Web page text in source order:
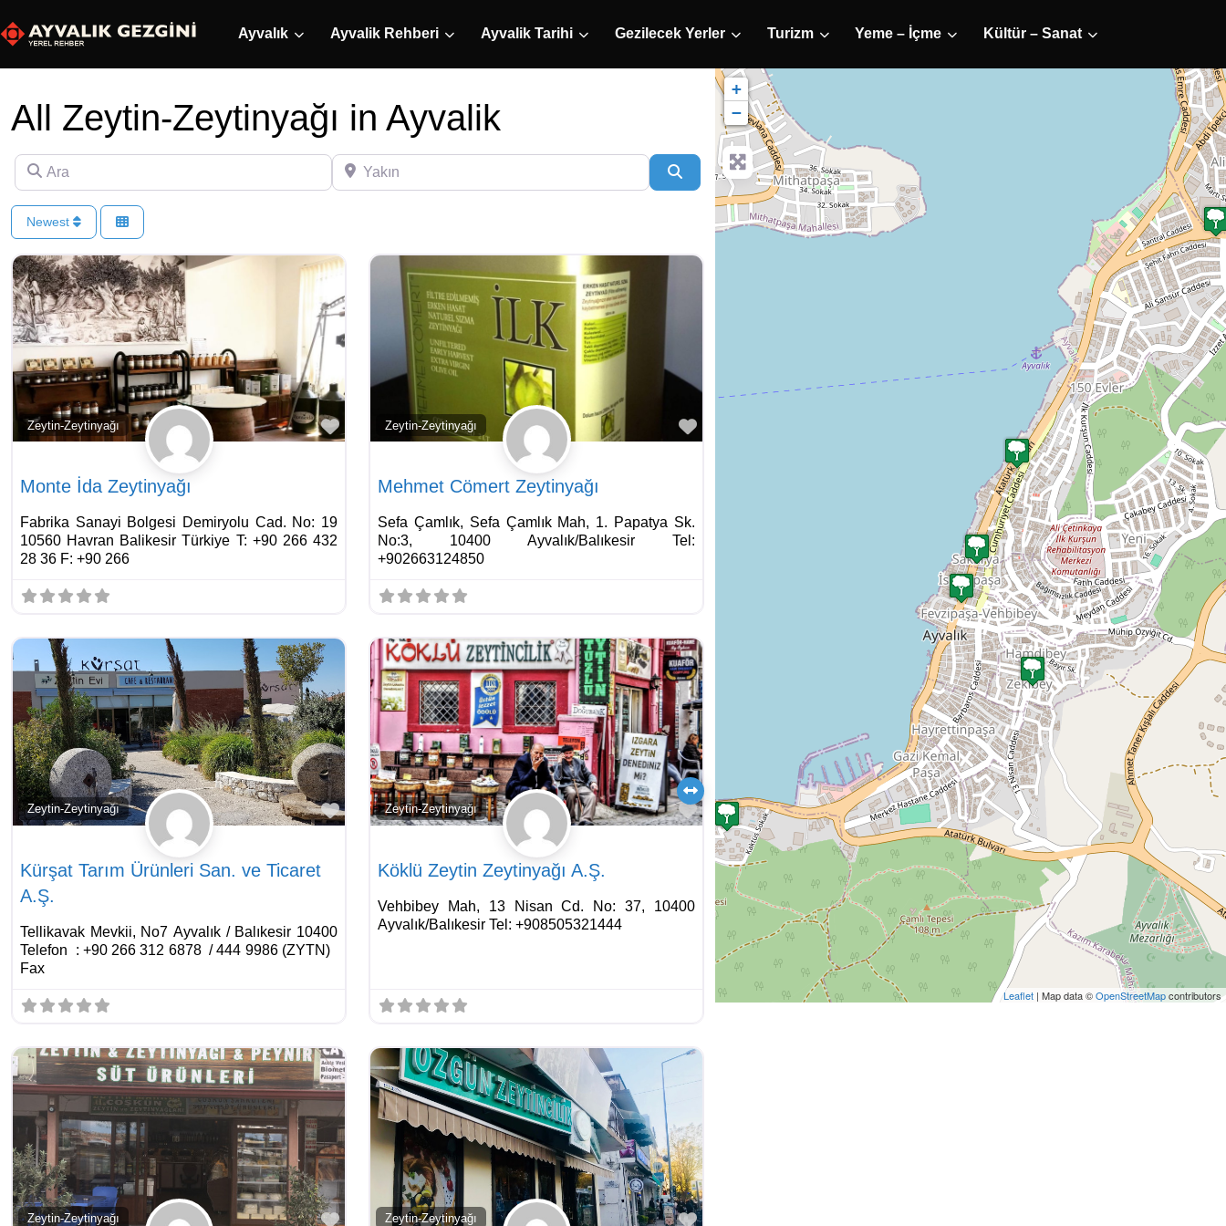
Ayvalık Ayvalik Rehberi Ayvalik Tarihi Gezilecek Yerler Turizm Yeme – İçme Kültür – Sanat
All Zeytin-Zeytinyağı in Ayvalik
Ara Yakın
Search
Newest
Zeytin-Zeytinyağı Favorite
Monte İda Zeytinyağı
Fabrika Sanayi Bolgesi Demiryolu Cad. No: 19
10560 Havran Balikesir Türkiye T: +90 266 432
28 36 F: +90 266
Zeytin-Zeytinyağı Favorite
Mehmet Cömert Zeytinyağı
Sefa Çamlık, Sefa Çamlık Mah, 1. Papatya Sk.
No:3, 10400 Ayvalık/Balıkesir Tel:
+902663124850
Zeytin-Zeytinyağı Favorite
Kürşat Tarım Ürünleri San. ve Ticaret
A.Ş.
Tellikavak Mevkii, No7 Ayvalık / Balıkesir 10400
Telefon : +90 266 312 6878 / 444 9986 (ZYTN)
Fax
Zeytin-Zeytinyağı Favorite
Köklü Zeytin Zeytinyağı A.Ş.
Vehbibey Mah, 13 Nisan Cd. No: 37, 10400
Ayvalık/Balıkesir Tel: +908505321444
Zeytin-Zeytinyağı FavoriteZeytin-Zeytinyağı Favorite
+
−
Leaflet | Map data ©OpenStreetMapcontributors